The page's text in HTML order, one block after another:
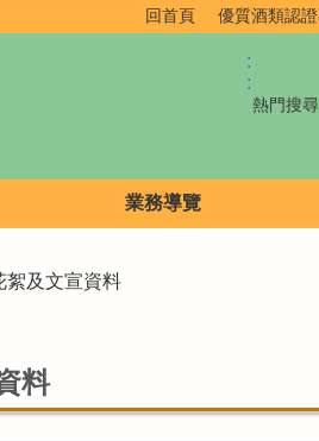
回首頁 優質酒類認
:
:
熱門搜尋
業務導覽
絮及文宣資料
料